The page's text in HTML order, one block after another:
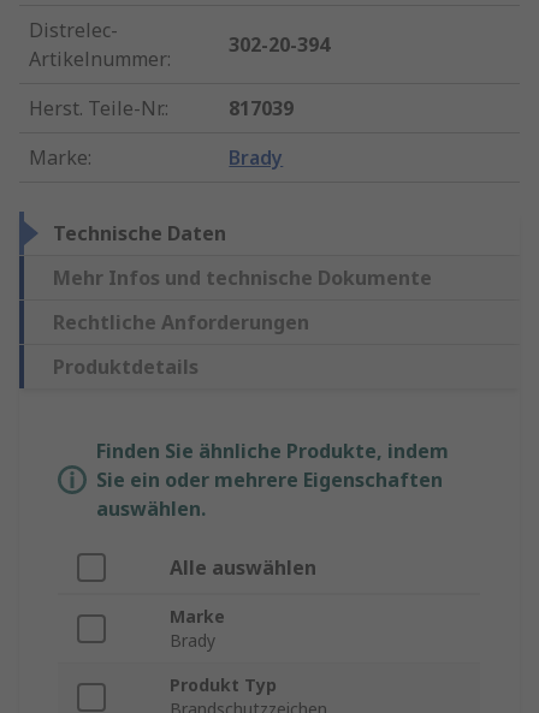
Distrelec-
Artikelnummer:
302-20-394
Herst. Teile-Nr.:
817039
Marke: Brady
Technische Daten
Mehr Infos und technische Dokumente
Rechtliche Anforderungen
Produktdetails
Finden Sie ähnliche Produkte, indem
Sie ein oder mehrere Eigenschaften
auswählen.
Alle auswählen
Marke
Brady
Produkt Typ